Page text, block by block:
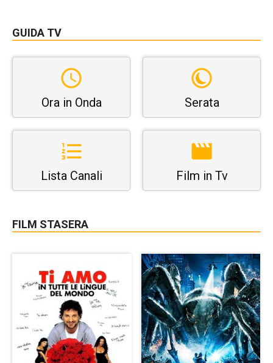
GUIDA TV
Ora in Onda Serata
Lista Canali Film in Tv
FILM STASERA